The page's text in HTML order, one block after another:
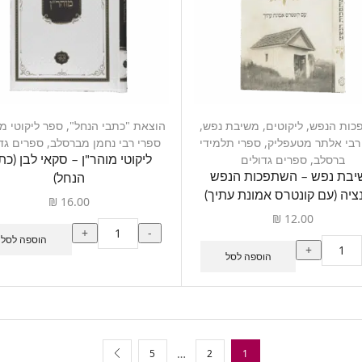
הנפש,ליקוטים, משיבת נפש,
אלתר מטעפליק,ספרי תלמידי
ברסלב, ספרים גדולים
נפש – השתפכות הנפש
(עם קונטרס אמונת עתיך)
₪ 12.00
+ הוספה לסל
הוצאת "כתבי הנחל", ספר ליקוטי
ספרי רבי נחמן מברסלב,ספרים
ליקוטי מוהר"ן – סקאי לבן
הנחל)
₪ 16.00
-
+ הוספה לסל
1
2
…
5